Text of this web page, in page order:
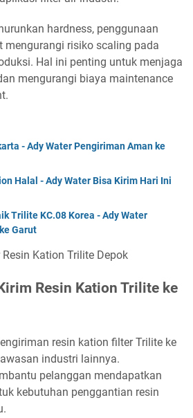
hardness, penggunaan
mengurangi risiko scaling pada
Hal ini penting untuk menjaga
mengurangi biaya maintenance
- Ady Water Pengiriman Aman ke
Halal - Ady Water Bisa Kirim Hari Ini
Trilite KC.08 Korea - Ady Water
Garut
Resin Kation Trilite ke
resin kation filter Trilite ke
industri lainnya.
pelanggan mendapatkan
kebutuhan penggantian resin